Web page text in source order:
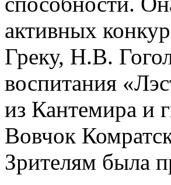
активных
Греку, Н.В.
воспитания
из Кантемира и
Вовчок
Зрителям была